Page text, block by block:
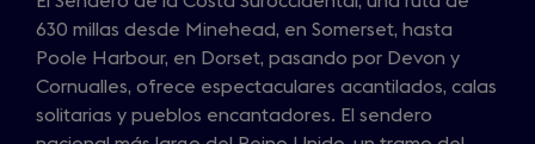
630 millas desde Minehead, en Somerset, hasta
Poole Harbour, en Dorset, pasando por Devon y
Cornualles, ofrece espectaculares acantilados, calas
solitarias y pueblos encantadores. El sendero